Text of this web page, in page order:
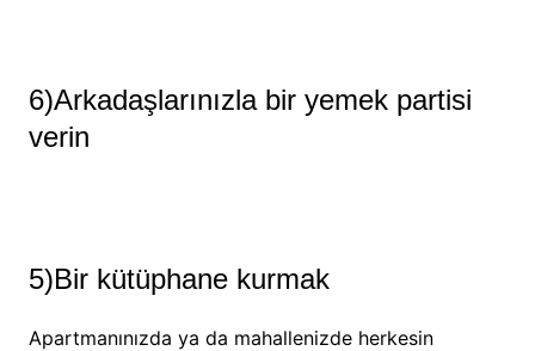
6)Arkadaşlarınızla bir yemek partisi
verin
5)Bir kütüphane kurmak
Apartmanınızda ya da mahallenizde herkesin